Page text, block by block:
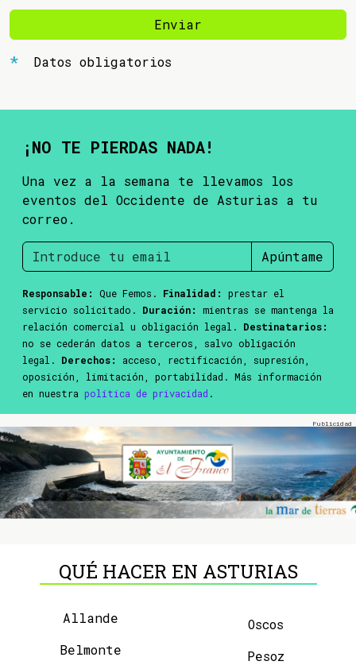
Enviar
Datos obligatorios
¡NO TE PIERDAS NADA!
Una vez a la semana te llevamos los
eventos del Occidente de Asturias a tu
correo.
Apúntame
Responsable: Que Femos. Finalidad:
prestar el
servicio solicitado. Duración:
mientras se mantenga la
relación comercial u obligación legal. Destinatarios:
no se cederán datos a terceros, salvo obligación
legal. Derechos:
acceso, rectificación, supresión,
oposición, limitación, portabilidad. Más información
en nuestra política de privacidad .
QUÉ HACER EN ASTURIAS
Allande
Belmonte
Oscos
Pesoz